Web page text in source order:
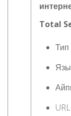
Total
Тип